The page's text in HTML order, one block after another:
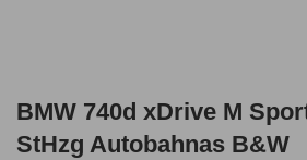
BMW 740d xDrive M
StHzg Autobahnas B&W